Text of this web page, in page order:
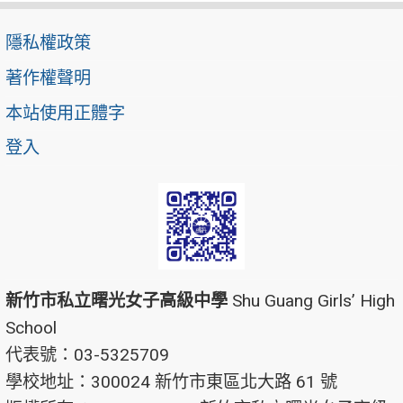
隱私權政策
著作權聲明
本站使用正體字
登入
新竹市私立曙光女子高級中學 Shu Guang Girls’ High
School
代表號：03-5325709
學校地址：300024 新竹市東區北大路 61 號